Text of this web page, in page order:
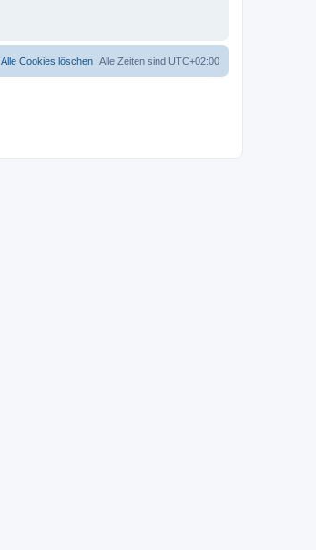
Alle Zeiten sind UTC+02:00
Alle Cookies löschen